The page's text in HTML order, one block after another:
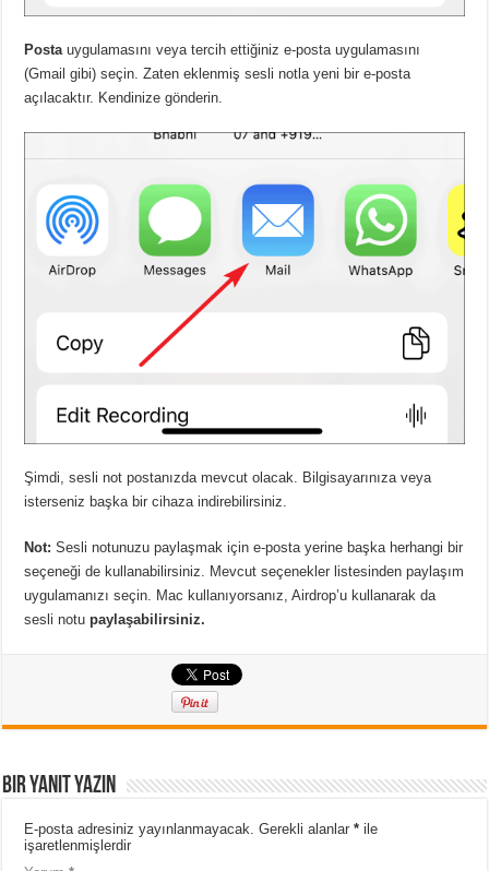
Postauygulamasını veya tercih ettiğiniz e-posta uygulamasını
(Gmail gibi) seçin. Zaten eklenmiş sesli notla yeni bir e-posta
açılacaktır. Kendinize gönderin.
Şimdi, sesli not postanızda mevcut olacak. Bilgisayarınıza veya
isterseniz başka bir cihaza indirebilirsiniz.
Not: Sesli notunuzu paylaşmak için e-posta yerine başka herhangi bir
seçeneği de kullanabilirsiniz. Mevcut seçenekler listesinden paylaşım
uygulamanızı seçin. Mac kullanıyorsanız, Airdrop’u kullanarak da
sesli notupaylaşabilirsiniz.
Bir yanıt yazın
E-posta adresiniz yayınlanmayacak. Gerekli alanlar* ile
işaretlenmişlerdir